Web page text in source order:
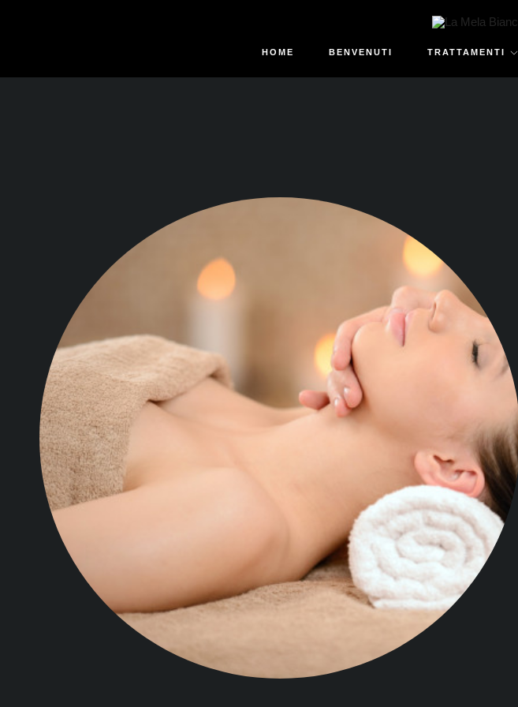
HOME BENVENUTI TRATTAMENTI